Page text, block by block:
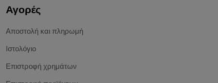
Αγορές
Αποστολή και πληρωμή
Ιστολόγιο
Επιστροφή χρημάτων